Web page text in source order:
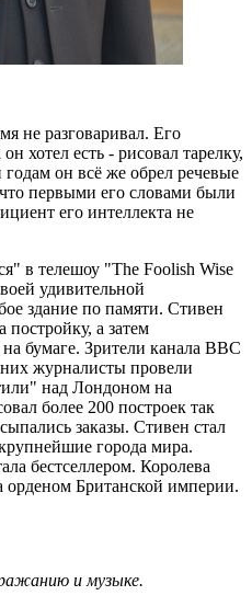
не разговаривал. Его
хотел есть - рисовал тарелку,
годам он всё же обрел речевые
первыми его словами были
его интеллекта не
в телешоу "The Foolish Wise
удивительной
здание по памяти. Стивен
постройку, а затем
бумаге. Зрители канала BBC
журналисты провели
над Лондоном на
более 200 построек так
заказы. Стивен стал
города мира.
бестселлером. Королева
орденом Британской империи.
и музыке.